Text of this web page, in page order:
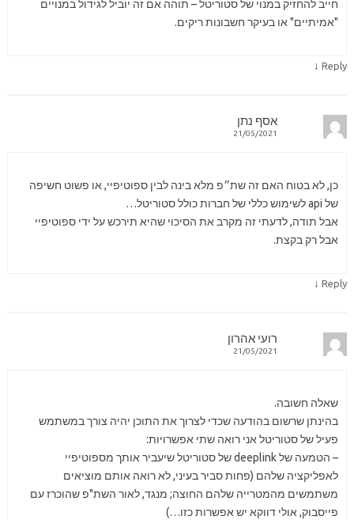
חייב להחזיק במנוי של סטוריטל – תוהה אם זה יוביל לגידול במנויים
"אמיתיים" או בעיקר חשבונות ריקים.
Reply
↓
אסף נתן
21/05/2021
כן, לא בטוח האם זה שת״פ מלא בינה לבין ספוטיפיי, או פשוט חשיפה
של api לשימוש כללי של חברות כולל סטוריטל…
אבל תודה, לדעתי זה מקרב את הסיכוי שהיא תירכש על ידי ספוטיפיי
אבל רק בקצת.
Reply
↓
רועי אהרון
21/05/2021
שאלה חשובה.
בהינתן שרשום בהודעה שכדי לצרוך את התוכן יהיה צורך במשתמש
פעיל של סטוריטל אני רואה שתי אפשרויות:
– הטמעה של deeplink של סטוריטל שיעביר אותך מספוטיפיי
לאפליקציה שלהם (פחות סביר בעיני, לא רואה אותם מוציאים
משתמשים מהמטרייה שלהם החוצה; מנגד, לאור השת"פ שהוכרז עם
פייסבוק, אולי דווקא יש אפשרות כזו…)